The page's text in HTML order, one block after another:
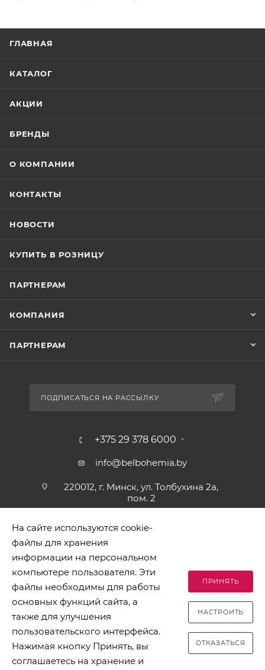
ГЛАВНАЯ
КАТАЛОГ
АКЦИИ
БРЕНДЫ
О КОМПАНИИ
КОНТАКТЫ
НОВОСТИ
КУПИТЬ В РОЗНИЦУ
ПАРТНЕРАМ
КОМПАНИЯ
ПАРТНЕРАМ
ПОДПИСАТЬСЯ НА РАССЫЛКУ
+375 29 378 6000
info@belbohemia.by
220012, г. Минск, ул. Толбухина 2а,
пом. 2
2026 © БЕЛБОГЕМИЯ (c). Оптовая торговля посудой и
хозяйственными товарами. Адрес: 220012, г. Минск, ул.
Толбухина 2а, пом. 2, телефон 8-017-378-60-00
На сайте используются cookie-
файлы для хранения
информации на персональном
компьютере пользователя. Эти
файлы необходимы для работы
основных функций сайта, а
также для улучшения
пользовательского интерфейса.
Нажимая кнопку Принять, вы
соглашаетесь на хранение и
ПРИНЯТЬ
НАСТРОИТЬ
ОТКАЗАТЬСЯ